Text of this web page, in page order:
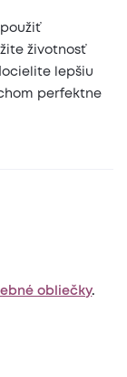
životnosť
lepšiu
perfektne
obliečky.